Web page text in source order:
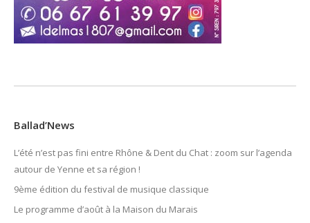
Ballad’News
L’été n’est pas fini entre Rhône & Dent du Chat : zoom sur l’agenda
autour de Yenne et sa région !
9ème édition du festival de musique classique
Le programme d’août à la Maison du Marais